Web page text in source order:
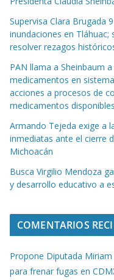
Supervisa Clara Brugada
inundaciones en
resolver rezagos
PAN llama a Sheinbaum
medicamentos en
acciones a procesos de
medicamentos disponibles
Armando Tejeda exige a
inmediatas ante el cierre
Michoacán
Busca Virgilio Mendoza
y desarrollo educativo a
COMENTARIOS
Propone Diputada
para frenar fugas en